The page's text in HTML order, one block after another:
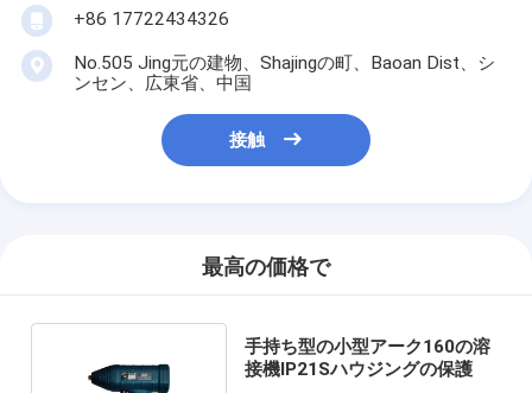
+86 17722434326
No.505 Jing元の建物、Shajingの町、Baoan Dist、シ
ンセン、広東省、中国
接触
最高の価格で
手持ち型の小型アーク160の溶
接機IP21Sハウジングの保護